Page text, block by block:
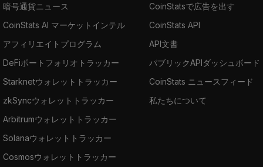
暗号通貨ニュース
CoinStats AI マーケットインテル
アフィリエイトプログラム
DeFiポートフォリオトラッカー
Starknetウォレットトラッカー
zkSyncウォレットトラッカー
Arbitrumウォレットトラッカー
Solanaウォレットトラッカー
Cosmosウォレットトラッカー
CoinStatsで広告を出す
CoinStats API
API文書
パブリックAPIダッシュボード
CoinStats ニュースフィード
私たちについて